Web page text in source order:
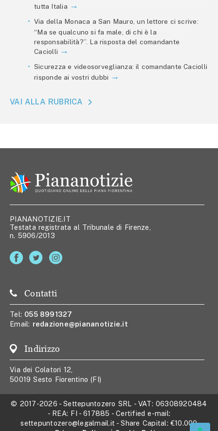
tutta Italia
Via della Monaca a San Mauro, un lettore ci scrive:
“Ma se qualcuno si fa male, di chi è la
responsabilità?”. La risposta del comandante
Caciolli
Sicurezza e videosorveglianza: il comandante Caciolli
risponde ai vostri dubbi
VAI ALLA RUBRICA
PIANANOTIZIE.IT
Testata registrata al Tribunale di Firenze,
n. 5906/2013
Contatti
Tel: 055 8991327
Email: redazione@piananotizie.it
Indirizzo
Via dei Colatori 12,
50019 Sesto Fiorentino (FI)
© 2017-2026 -Settepuntozero SRL - VAT: 06308920484
- REA: FI - 617885 - Certified e-mail:
settepuntozero@legalmail.it - Share Capital:€10.000